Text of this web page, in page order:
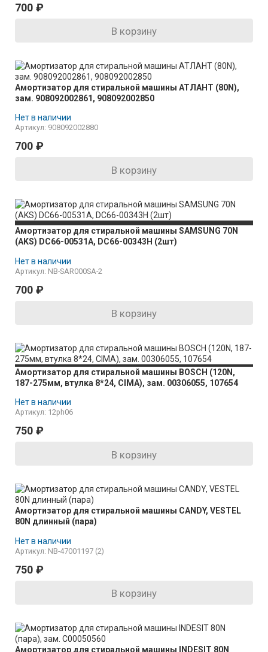
700 ₽
В корзину
Амортизатор для стиральной машины АТЛАНТ (80N),
зам. 908092002861, 908092002850
Нет в наличии
Артикул: 908092002880
700 ₽
В корзину
Амортизатор для стиральной машины SAMSUNG 70N
(AKS) DC66-00531A, DC66-00343H (2шт)
Нет в наличии
Артикул: NB-SAR000SA-2
700 ₽
В корзину
Амортизатор для стиральной машины BOSCH (120N,
187-275мм, втулка 8*24, CIMA), зам. 00306055, 107654
Нет в наличии
Артикул: 12ph06
750 ₽
В корзину
Амортизатор для стиральной машины CANDY, VESTEL
80N длинный (пара)
Нет в наличии
Артикул: NB-47001197 (2)
750 ₽
В корзину
Амортизатор для стиральной машины INDESIT 80N